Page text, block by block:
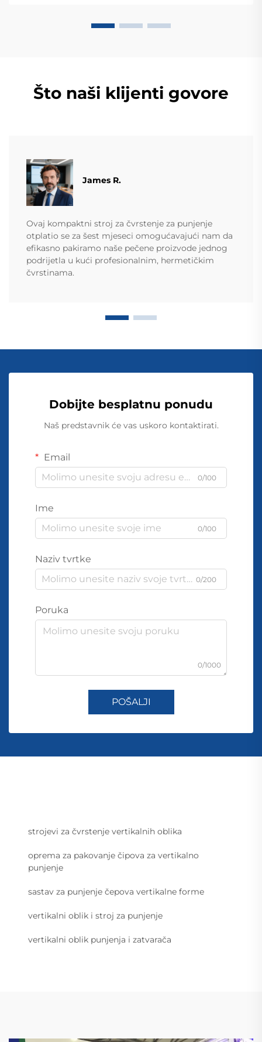
Što naši klijenti govore
James R.
Ovaj kompaktni stroj za čvrstenje za punjenje
otplatio se za šest mjeseci omogućavajući nam da
efikasno pakiramo naše pečene proizvode jednog
podrijetla u kući profesionalnim, hermetičkim
čvrstinama.
Dobijte besplatnu ponudu
Naš predstavnik će vas uskoro kontaktirati.
Email
0/100
Ime
0/100
Naziv tvrtke
0/200
Poruka
0/1000
POŠALJI
strojevi za čvrstenje vertikalnih oblika
oprema za pakovanje čipova za vertikalno
punjenje
sastav za punjenje čepova vertikalne forme
vertikalni oblik i stroj za punjenje
vertikalni oblik punjenja i zatvarača